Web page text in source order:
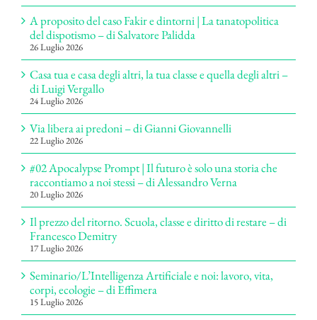
A proposito del caso Fakir e dintorni | La tanatopolitica
del dispotismo – di Salvatore Palidda
26 Luglio 2026
Casa tua e casa degli altri, la tua classe e quella degli altri –
di Luigi Vergallo
24 Luglio 2026
Via libera ai predoni – di Gianni Giovannelli
22 Luglio 2026
#02 Apocalypse Prompt | Il futuro è solo una storia che
raccontiamo a noi stessi – di Alessandro Verna
20 Luglio 2026
Il prezzo del ritorno. Scuola, classe e diritto di restare – di
Francesco Demitry
17 Luglio 2026
Seminario/L’Intelligenza Artificiale e noi: lavoro, vita,
corpi, ecologie – di Effimera
15 Luglio 2026